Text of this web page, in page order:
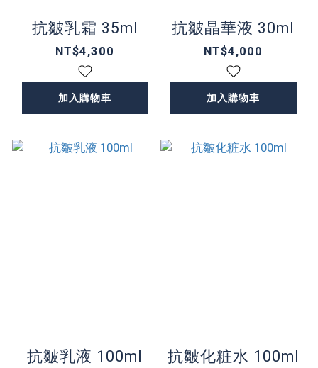
抗皺乳霜 35ml
NT$4,300
加入購物車
抗皺晶華液 30ml
NT$4,000
加入購物車
抗皺乳液 100ml 抗皺化粧水 100ml